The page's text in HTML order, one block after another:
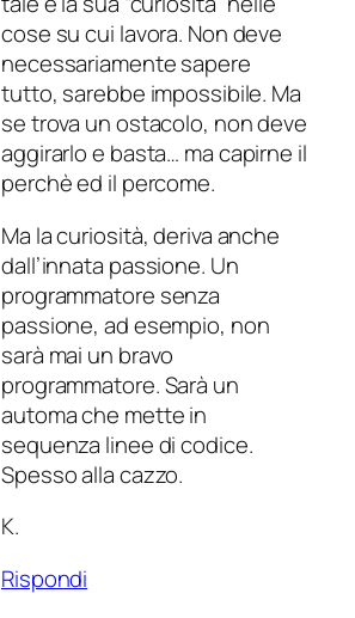
cose su cui lavora. Non deve
necessariamente sapere
tutto, sarebbe impossibile. Ma
se trova un ostacolo, non deve
aggirarlo e basta… ma capirne il
perchè ed il percome.
Ma la curiosità, deriva anche
dall’innata passione. Un
programmatore senza
passione, ad esempio, non
sarà mai un bravo
programmatore. Sarà un
automa che mette in
sequenza linee di codice.
Spesso alla cazzo.
K.
Rispondi